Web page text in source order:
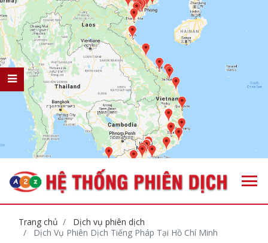
Trang chủ
Dịch vụ phiên dịch
Dịch Vụ Phiên Dịch Tiếng Pháp Tại Hồ Chí Minh